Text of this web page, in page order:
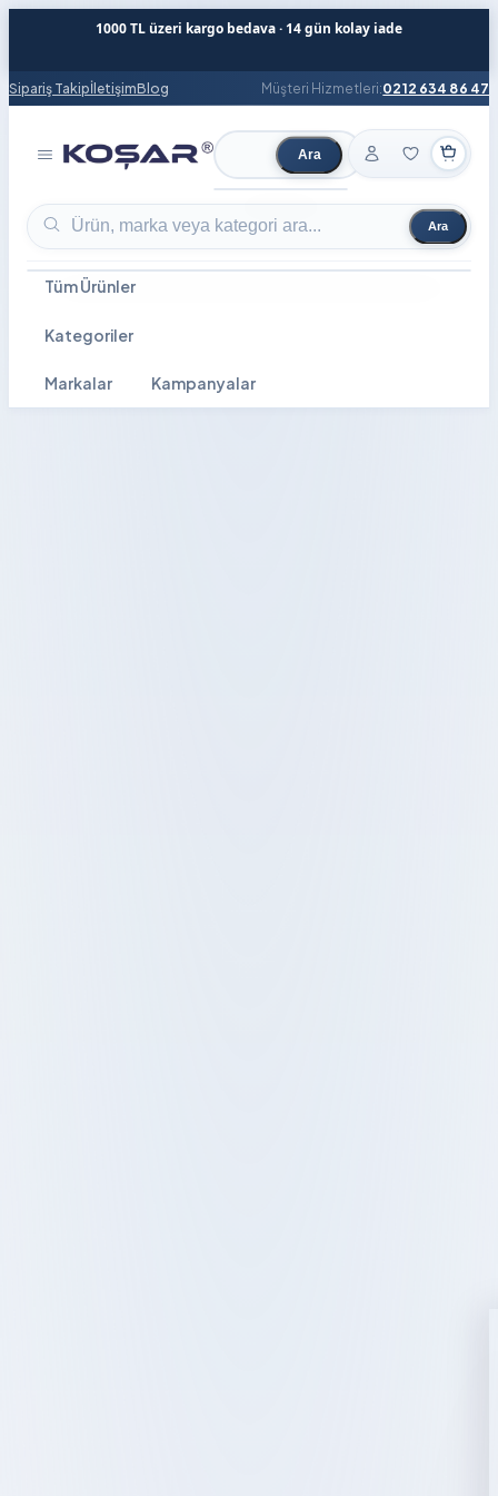
1000 TL üzeri kargo bedava · 14 gün kolay iade
Sipariş TakipİletişimBlog Müşteri Hizmetleri:0212 634 86 47
Ürün ara Ara
Ürün ara Ara
Tüm Ürünler
Kategoriler
Markalar Kampanyalar